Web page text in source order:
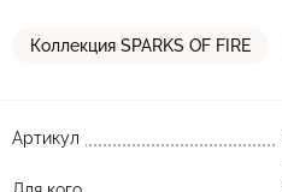
Коллекция SPARKS OF FIRE
Артикул